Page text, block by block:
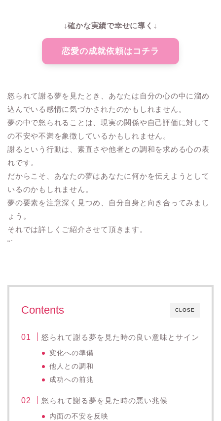
↓確かな実績で幸せに導く↓
恋愛の成就依頼はコチラ
怒られて謝る夢を見たとき、あなたは自分の心の中に溜め
込んでいる感情に気づかされたのかもしれません。
夢の中で怒られることは、現実の関係や自己評価に対して
の不安や不満を象徴しているかもしれません。
謝るという行動は、素直さや他者との調和を求める心の表
れです。
だからこそ、あなたの夢はあなたに何かを伝えようとして
いるのかもしれません。
夢の要素を注意深く見つめ、自分自身と向き合ってみまし
ょう。
それでは詳しくご紹介させて頂きます。
“`
CLOSE
Contents
怒られて謝る夢を見た時の良い意味とサイン
変化への準備
他人との調和
成功への前兆
怒られて謝る夢を見た時の悪い兆候
内面の不安を反映